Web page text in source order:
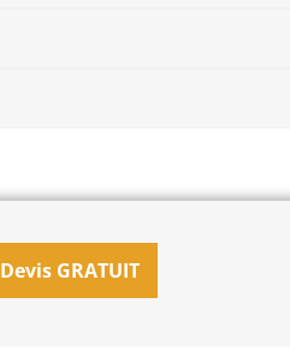
Devis GRATUIT